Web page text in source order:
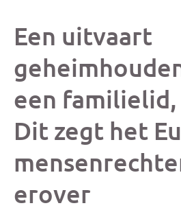
Een uitvaart
een familielid,
Dit zegt het
erover